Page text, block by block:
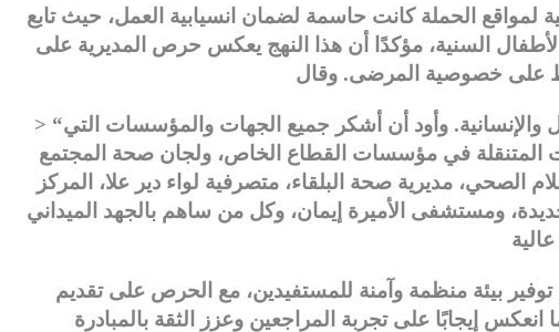
لمواقع الحملة كانت حاسمة لضمان انسيابية العمل، حيث تابع
السنية، مؤكدًا أن هذا النهج يعكس حرص المديرية على
> “ما تحقق في لواء دير علا يجسد قيم التكافل والإنسانية. وأود أن أشكر جميع الجهات والمؤسسات التي
المتنقلة في مؤسسات القطاع الخاص، ولجان صحة المجتمع
الصحي، مديرية صحة البلقاء، متصرفية لواء دير علا، المركز
ومستشفى الأميرة إيمان، وكل من ساهم بالجهد الميداني
بيئة منظمة وآمنة للمستفيدين، مع الحرص على تقديم